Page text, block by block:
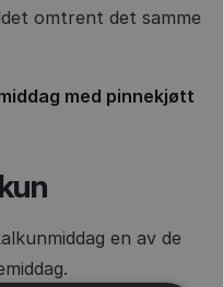
omtrent det samme
med pinnekjøtt
en av de